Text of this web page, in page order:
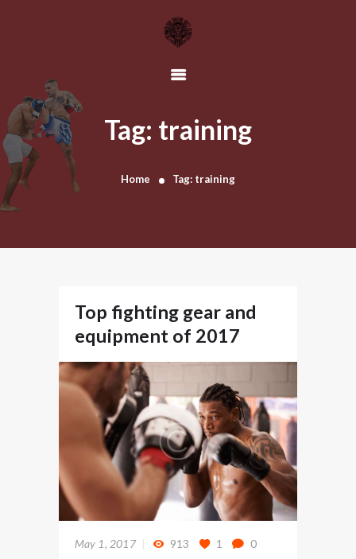
Tag: training
Home Tag: training
SCHEDULE
CONTACT US
Top fighting gear and
equipment of 2017
May 1, 2017 913 1 0